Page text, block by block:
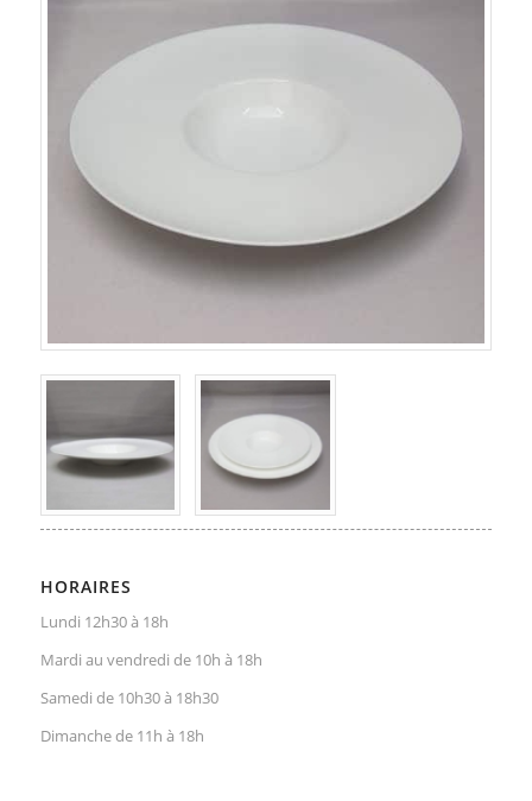
HORAIRES
Lundi 12h30 à 18h
Mardi au vendredi de 10h à 18h
Samedi de 10h30 à 18h30
Dimanche de 11h à 18h